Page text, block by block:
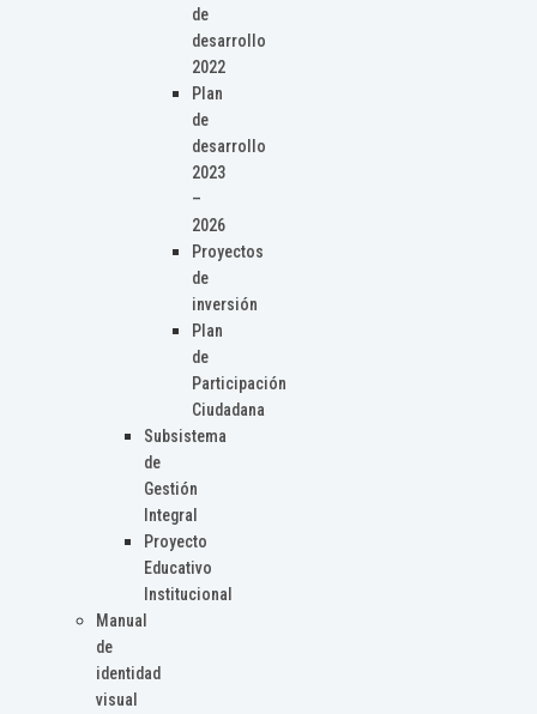
de
desarrollo
2022
Plan
de
desarrollo
2023
–
2026
Proyectos
de
inversión
Plan
de
Participación
Ciudadana
Subsistema
de
Gestión
Integral
Proyecto
Educativo
Institucional
Manual
de
identidad
visual